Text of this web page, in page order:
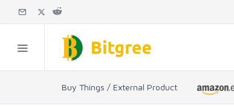
Buy Things / External Product